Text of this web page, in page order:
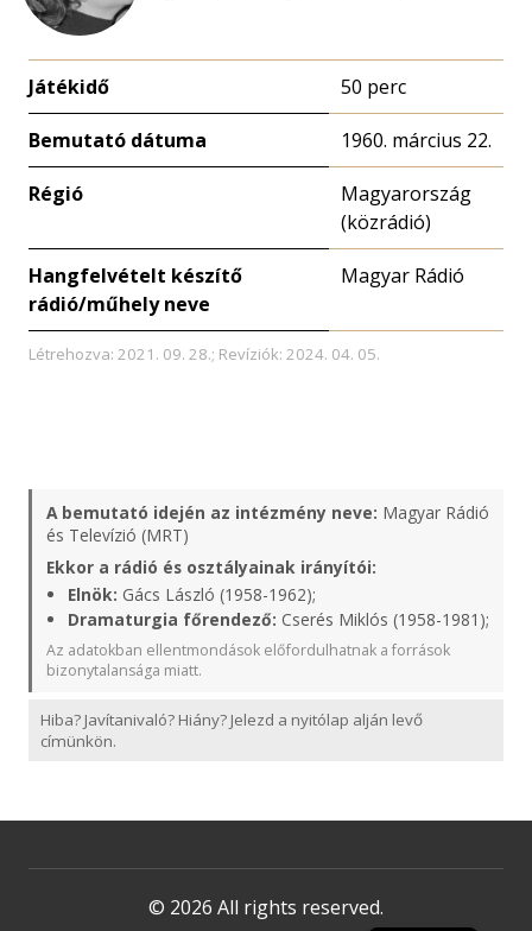
Játékidő 50 perc
Bemutató dátuma 1960. március 22.
Régió
Magyarország
(közrádió)
Hangfelvételt készítő
rádió/műhely neve
Magyar Rádió
Létrehozva: 2021. 09. 28.; Revíziók: 2024. 04. 05.
A bemutató idején az intézmény neve: Magyar Rádió
és Televízió (MRT)
Ekkor a rádió és osztályainak irányítói:
Elnök: Gács László (1958-1962);
Dramaturgia főrendező: Cserés Miklós (1958-1981);
Az adatokban ellentmondások előfordulhatnak a források
bizonytalansága miatt.
Hiba? Javítanivaló? Hiány? Jelezd a nyitólap alján levő
címünkön.
© 2026 All rights reserved.